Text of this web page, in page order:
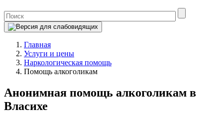
Главная
Услуги и цены
Наркологическая помощь
Помощь алкоголикам
Анонимная помощь алкоголикам в
Власихе